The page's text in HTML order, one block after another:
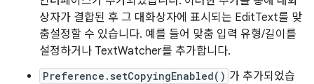
상자가 결합된 후 그 대화상자에 표시되는 EditText를 맞
춤설정할 수 있습니다. 예를 들어 맞춤 입력 유형/길이를
설정하거나 TextWatcher를 추가합니다.
Preference.setCopyingEnabled() 가 추가되었습